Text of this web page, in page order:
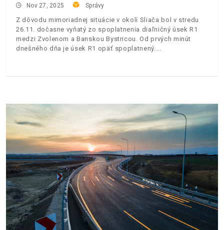
Nov 27, 2025 Správy
Z dôvodu mimoriadnej situácie v okolí Sliača bol v stredu
26.11. dočasne vyňatý zo spoplatnenia diaľničný úsek R1
medzi Zvolenom a Banskou Bystricou. Od prvých minút
dnešného dňa je úsek R1 opäť spoplatnený.